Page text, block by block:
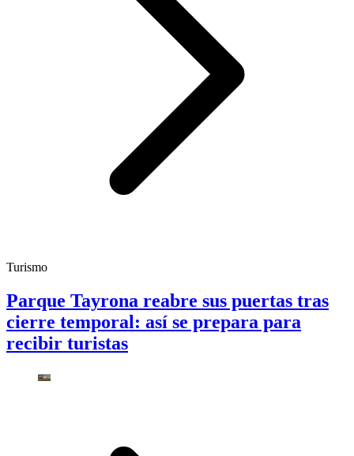
Turismo
Parque Tayrona reabre sus puertas tras
cierre temporal: así se prepara para
recibir turistas